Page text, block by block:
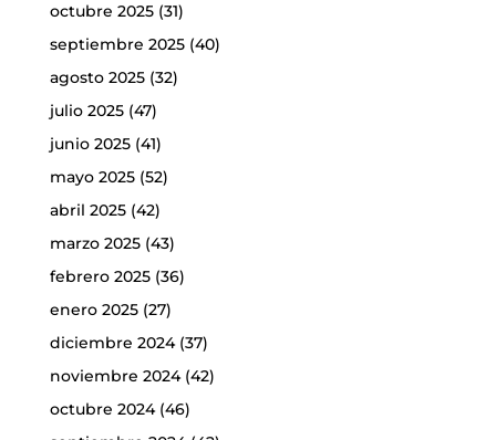
octubre 2025(31)
septiembre 2025(40)
agosto 2025(32)
julio 2025(47)
junio 2025(41)
mayo 2025(52)
abril 2025(42)
marzo 2025(43)
febrero 2025(36)
enero 2025(27)
diciembre 2024(37)
noviembre 2024(42)
octubre 2024(46)